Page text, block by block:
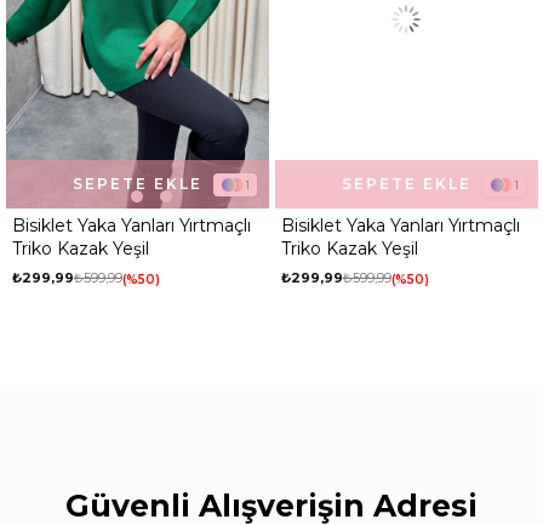
1
Bisiklet Yaka Yanları Yırtmaçlı
Triko Kazak Yeşil
₺299,99₺599,99 %50
SEPETE EKLE 1
Bisiklet Yaka Yanları Yırtmaçlı
Triko Kazak Yeşil
₺299,99₺599,99 %50
SEPETE EKLE
Güvenli Alışverişin Adresi